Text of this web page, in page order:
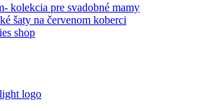
kolekcia pre svadobné mamy
šaty na červenom koberci
shop